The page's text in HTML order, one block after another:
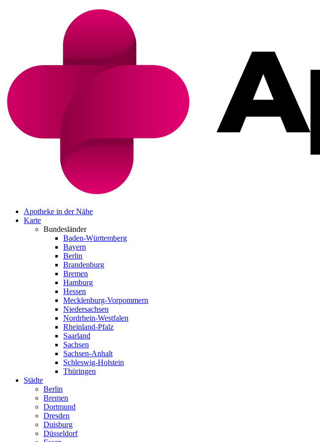
Apotheke in der Nähe
Karte
Bundesländer
Baden-Württemberg
Bayern
Berlin
Brandenburg
Bremen
Hamburg
Hessen
Mecklenburg-Vorpommern
Niedersachsen
Nordrhein-Westfalen
Rheinland-Pfalz
Saarland
Sachsen
Sachsen-Anhalt
Schleswig-Holstein
Thüringen
Städte
Berlin
Bremen
Dortmund
Dresden
Duisburg
Düsseldorf